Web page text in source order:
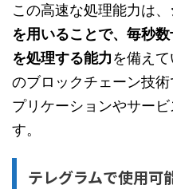
この高速な処理能力は、
を用いることで、毎秒
を処理する能力を備え
のブロックチェーン技
プリケーションやサー
す。
テレグラムで使用可